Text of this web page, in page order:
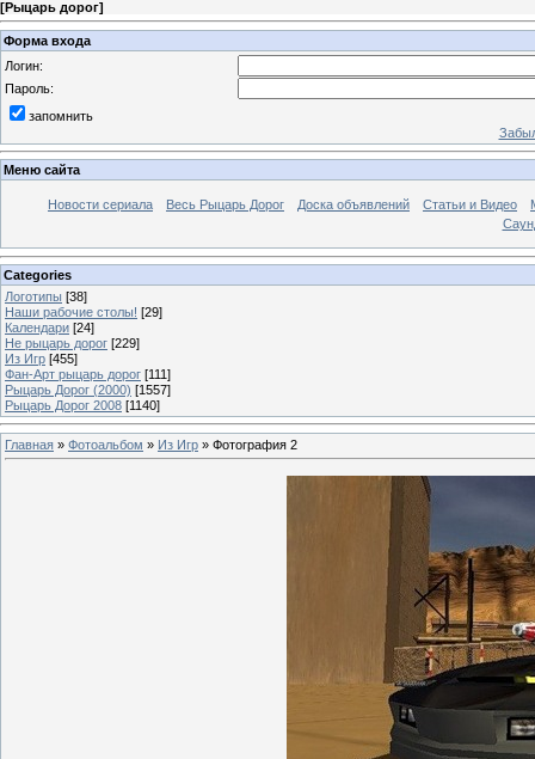
[Рыцарь дорог]
Форма входа
Логин:
Пароль:
запомнить
Меню сайта
Новости сериала Весь Рыцарь Дорог Доска объявлений Статьи и Видео
Categories
Логотипы [38]
Наши рабочие столы! [29]
Календари [24]
Не рыцарь дорог [229]
Из Игр [455]
Фан-Арт рыцарь дорог [111]
Рыцарь Дорог (2000) [1557]
Рыцарь Дорог 2008 [1140]
Главная » Фотоальбом » Из Игр » Фотография 2